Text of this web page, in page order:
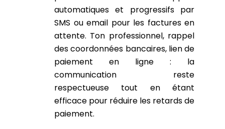
automatiques et progressifs par
SMS ou email pour les factures en
attente. Ton professionnel, rappel
des coordonnées bancaires, lien de
paiement en ligne : la
communication reste
respectueuse tout en étant
efficace pour réduire les retards de
paiement.